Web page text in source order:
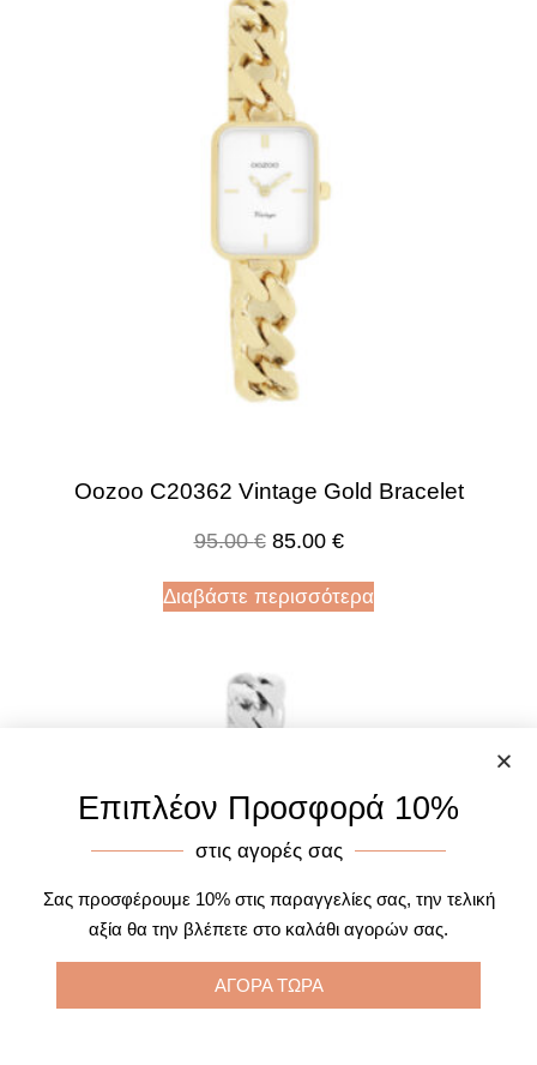
Oozoo C20362 Vintage Gold Bracelet
95.00€ 85.00 €
Διαβάστε περισσότερα
Επιπλέον Προσφορά 10%
στις αγορές σας
Σας προσφέρουμε 10% στις παραγγελίες σας, την τελική
αξία θα την βλέπετε στο καλάθι αγορών σας.
ΑΓΟΡΑ ΤΩΡΑ